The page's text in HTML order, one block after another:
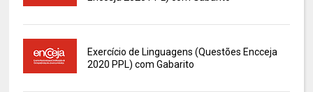
Exercício de Linguagens (Questões Encceja
2020 PPL) com Gabarito